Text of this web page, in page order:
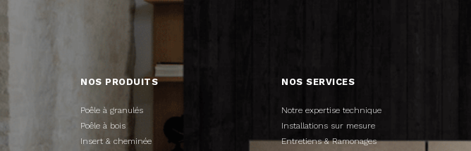
NOS PRODUITS
Poêle à granulés
Poêle à bois
Insert & cheminée
NOS SERVICES
Notre expertise technique
Installations sur mesure
Entretiens & Ramonages